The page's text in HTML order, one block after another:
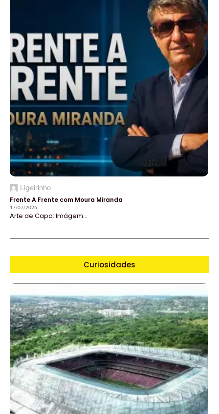
Ligeirinho
Frente A Frente com Moura Miranda
17/07/2026
Arte de Capa: Imágem...
Curiosidades